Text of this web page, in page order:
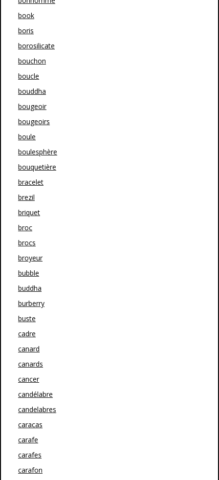
book
boris
borosilicate
bouchon
boucle
bouddha
bougeoir
bougeoirs
boule
boulesphère
bouquetière
bracelet
brezil
briquet
broc
brocs
broyeur
bubble
buddha
burberry
buste
cadre
canard
canards
cancer
candélabre
candelabres
caracas
carafe
carafes
carafon